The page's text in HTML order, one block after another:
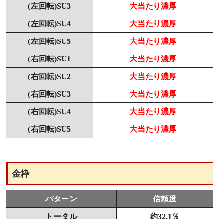
(左回転)SU3 大当たり濃厚
(左回転)SU4 大当たり濃厚
(左回転)SU5 大当たり濃厚
(右回転)SU1 大当たり濃厚
(右回転)SU2 大当たり濃厚
(右回転)SU3 大当たり濃厚
(右回転)SU4 大当たり濃厚
(右回転)SU5 大当たり濃厚
金枠
パターン 信頼度
トータル 約32.1％